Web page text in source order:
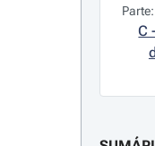
Parte:
C